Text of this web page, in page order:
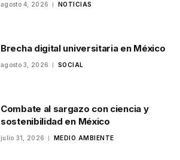
agosto 4, 2026 NOTICIAS
Brecha digital universitaria en México
agosto 3, 2026 SOCIAL
Combate al sargazo con ciencia y
sostenibilidad en México
julio 31, 2026 MEDIO AMBIENTE